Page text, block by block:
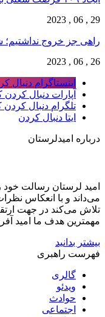
29 , 06 , 2023
راهی جز خروج
26 , 06 , 2023
اینستاگرام دنبال
آپارات دنبال کردن
تلگرام دنبال کردن
ایتا دنبال کردن
درباره امیدلرستان
امید لرستان رسالت
می‌داند و با انعکاس
تلاش می‌کند در جهت
مهمترین هدف ما امید
بیشتر بدانید
فهرست راهبری
گالری
ویدئو
حوادث
اجتماعی